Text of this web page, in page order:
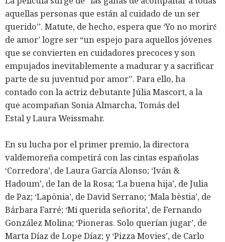
aquellas personas que están al cuidado de un ser
querido”. Matute, de hecho, espera que ‘Yo no moriré́
de amor’ logre ser “un espejo para aquellos jóvenes
que se convierten en cuidadores precoces y son
empujados inevitablemente a madurar y a sacrificar
parte de su juventud por amor”. Para ello, ha
contado con la actriz debutante Júlia Mascort, a la
que acompañan Sonia Almarcha, Tomás del
Estal y Laura Weissmahr.
En su lucha por el primer premio, la directora
valdemoreña competirá con las cintas españolas
‘Corredora’, de Laura García Alonso; ‘Iván &
Hadoum’, de Ian de la Rosa; ‘La buena hija’, de Julia
de Paz; ‘Lapönia’, de David Serrano; ‘Mala bèstia’, de
Bárbara Farré; ‘Mi querida señorita’, de Fernando
González Molina; ‘Pioneras. Solo querían jugar’, de
Marta Díaz de Lope Díaz; y ‘Pizza Movies’, de Carlo